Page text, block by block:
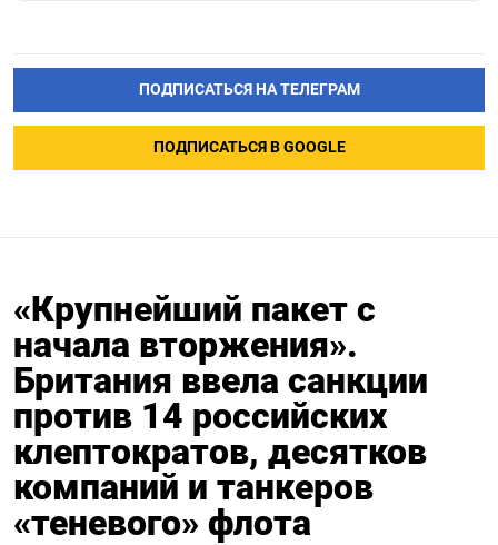
ПОДПИСАТЬСЯ НА ТЕЛЕГРАМ
ПОДПИСАТЬСЯ В GOOGLE
«Крупнейший пакет с
начала вторжения».
Британия ввела санкции
против 14 российских
клептократов, десятков
компаний и танкеров
«теневого» флота